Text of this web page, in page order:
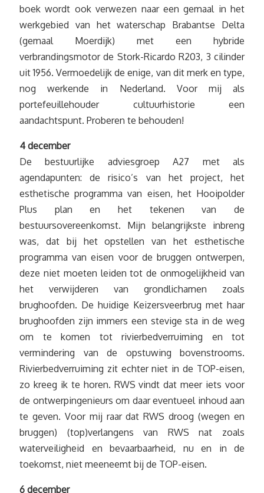
boek wordt ook verwezen naar een gemaal in het
werkgebied van het waterschap Brabantse Delta
(gemaal Moerdijk) met een hybride
verbrandingsmotor de Stork-Ricardo R203, 3 cilinder
uit 1956. Vermoedelijk de enige, van dit merk en type,
nog werkende in Nederland. Voor mij als
portefeuillehouder cultuurhistorie een
aandachtspunt. Proberen te behouden!
4 december
De bestuurlijke adviesgroep A27 met als
agendapunten: de risico’s van het project, het
esthetische programma van eisen, het Hooipolder
Plus plan en het tekenen van de
bestuursovereenkomst. Mijn belangrijkste inbreng
was, dat bij het opstellen van het esthetische
programma van eisen voor de bruggen ontwerpen,
deze niet moeten leiden tot de onmogelijkheid van
het verwijderen van grondlichamen zoals
brughoofden. De huidige Keizersveerbrug met haar
brughoofden zijn immers een stevige sta in de weg
om te komen tot rivierbedverruiming en tot
vermindering van de opstuwing bovenstrooms.
Rivierbedverruiming zit echter niet in de TOP-eisen,
zo kreeg ik te horen. RWS vindt dat meer iets voor
de ontwerpingenieurs om daar eventueel inhoud aan
te geven. Voor mij raar dat RWS droog (wegen en
bruggen) (top)verlangens van RWS nat zoals
waterveiligheid en bevaarbaarheid, nu en in de
toekomst, niet meeneemt bij de TOP-eisen.
6 december